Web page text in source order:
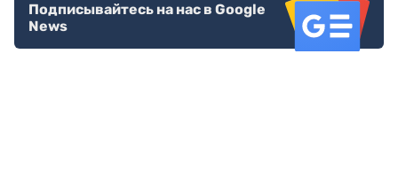
Подписывайтесь на нас в Google
News